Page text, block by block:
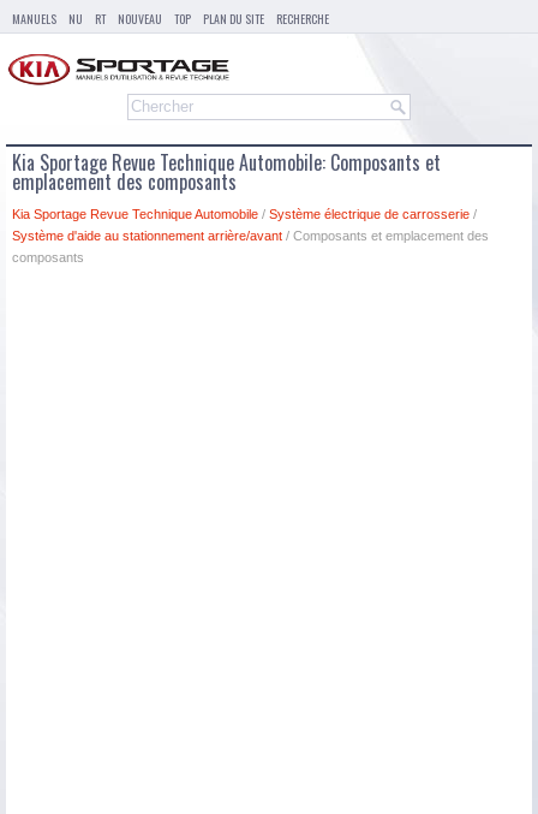
MANUELS NU RT NOUVEAU TOP PLAN DU SITE RECHERCHE
Kia Sportage Revue Technique Automobile: Composants et
emplacement des composants
Kia Sportage Revue Technique Automobile / Système électrique de carrosserie /
Système d'aide au stationnement arrière/avant / Composants et emplacement des
composants